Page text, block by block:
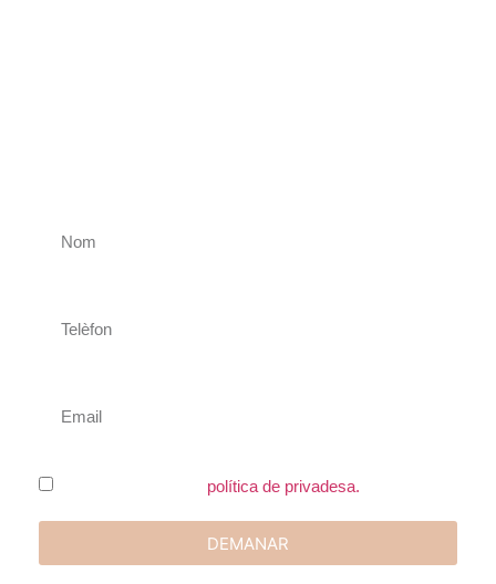
política de privadesa.
DEMANAR